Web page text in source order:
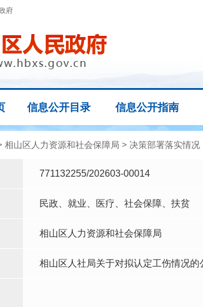
府
信息公开目录 信息公开指南
相山区人力资源和社会保障局 > 决策部署落实情况
771132255/202603-00014
民政、就业、医疗、社会保障、扶贫
相山区人力资源和社会保障局
相山区人社局关于对拟认定工伤情况的